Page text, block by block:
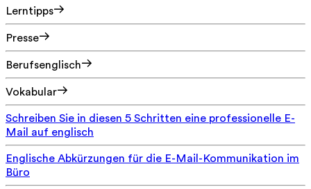
Lerntipps
Presse
Berufsenglisch
Vokabular
Schreiben Sie in diesen 5 Schritten eine professionelle E-
Mail auf englisch
Englische Abkürzungen für die E-Mail-Kommunikation im
Büro